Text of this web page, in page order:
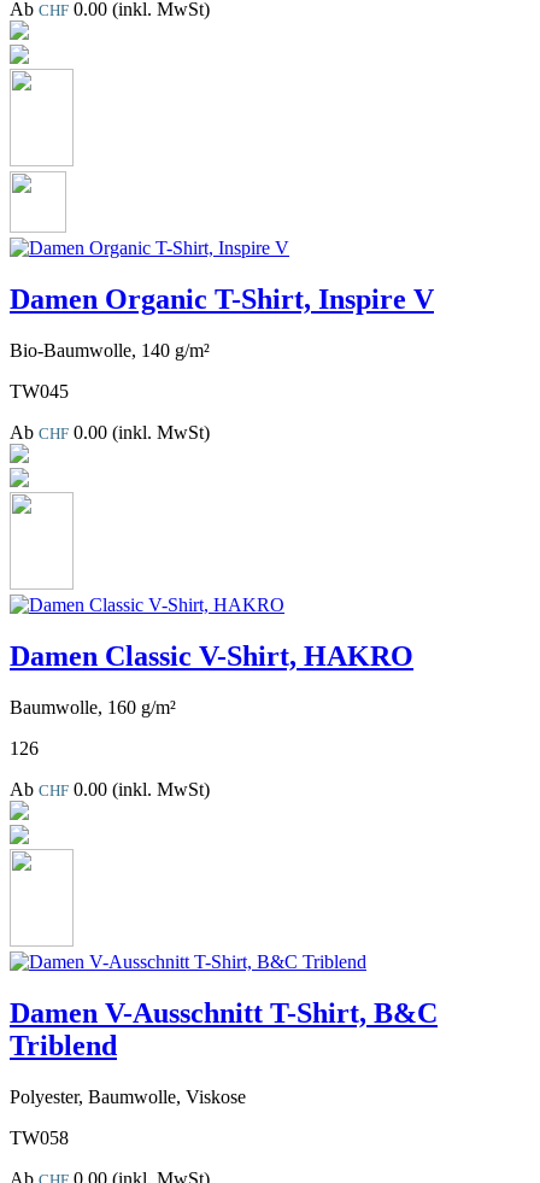
Ab CHF 0.00 (inkl. MwSt)
Damen Organic T-Shirt, Inspire V
Bio-Baumwolle, 140 g/m²
TW045
Ab CHF 0.00 (inkl. MwSt)
Damen Classic V-Shirt, HAKRO
Baumwolle, 160 g/m²
126
Ab CHF 0.00 (inkl. MwSt)
Damen V-Ausschnitt T-Shirt, B&C
Triblend
Polyester, Baumwolle, Viskose
TW058
Ab
0.00 (inkl. MwSt)